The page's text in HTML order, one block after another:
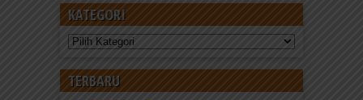
KATEGORI
Kategori
TERBARU